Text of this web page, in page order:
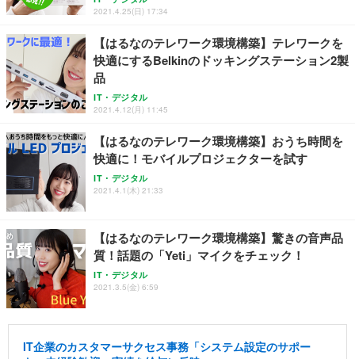
2021.4.25(日) 17:34
【はるなのテレワーク環境構築】テレワークを
快適にするBelkinのドッキングステーション2製
品
IT・デジタル
2021.4.12(月) 11:45
【はるなのテレワーク環境構築】おうち時間を
快適に！モバイルプロジェクターを試す
IT・デジタル
2021.4.1(木) 21:33
【はるなのテレワーク環境構築】驚きの音声品
質！話題の「Yeti」マイクをチェック！
IT・デジタル
2021.3.5(金) 6:59
IT企業のカスタマーサクセス事務「システム設定のサポー